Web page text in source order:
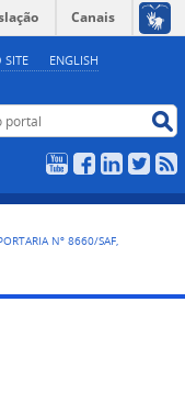
SITE ENGLISH
Canais
YouTubeFacebookLinkedIn
Twitter
Nº 8660/SAF,